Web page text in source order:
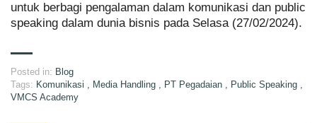
untuk berbagi pengalaman dalam komunikasi dan public
speaking dalam dunia bisnis pada Selasa (27/02/2024).
Posted in: Blog
Tags: Komunikasi , Media Handling , PT Pegadaian , Public Speaking ,
VMCS Academy